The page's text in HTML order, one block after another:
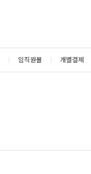
임직원몰 개별결제